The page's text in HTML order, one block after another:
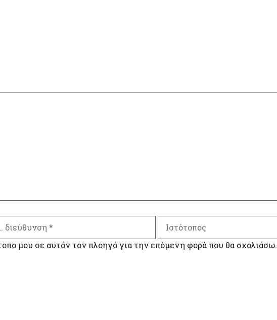
μου σε αυτόν τον πλοηγό για την επόμενη φορά που θα σχολιάσω.